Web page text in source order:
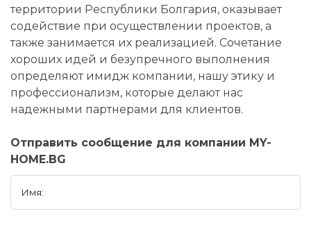
территории Республики Болгария, оказывает
содействие при осуществлении проектов, а
также занимается их реализацией. Сочетание
хороших идей и безупречного выполнения
определяют имидж компании, нашу этику и
профессионализм, которые делают нас
надежными партнерами для клиентов.
Отправить сообщение для компании MY-
HOME.BG
Имя: